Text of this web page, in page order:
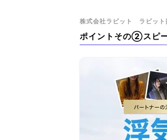
株式会社ラビット ラビット
ポイントその②スピー